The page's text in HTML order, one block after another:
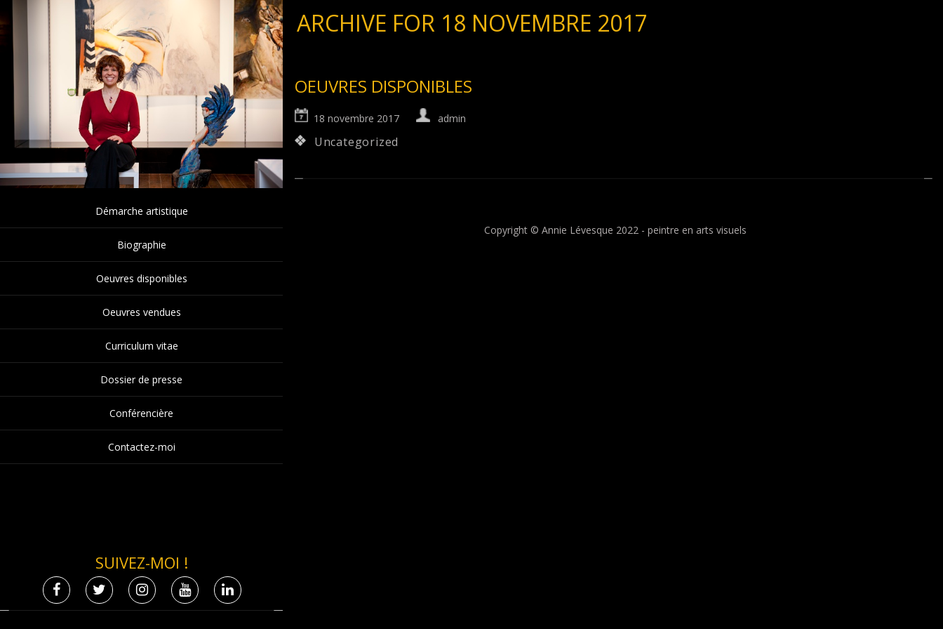
Démarche artistique
Biographie
Oeuvres disponibles
Oeuvres vendues
Curriculum vitae
Dossier de presse
Conférencière
Contactez-moi
SUIVEZ-MOI !
ARCHIVE FOR 18 NOVEMBRE 2017
OEUVRES DISPONIBLES
18 novembre 2017 admin
Uncategorized
Copyright © Annie Lévesque 2022 - peintre en arts visuels